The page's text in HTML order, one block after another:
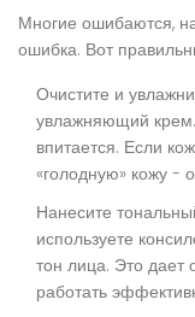
Многие ошибаются,
ошибка. Вот
Очистите и
увлажняющий
впитается. Если
«голодную» кожу -
Нанесите
используете
тон лица. Это дает
работать